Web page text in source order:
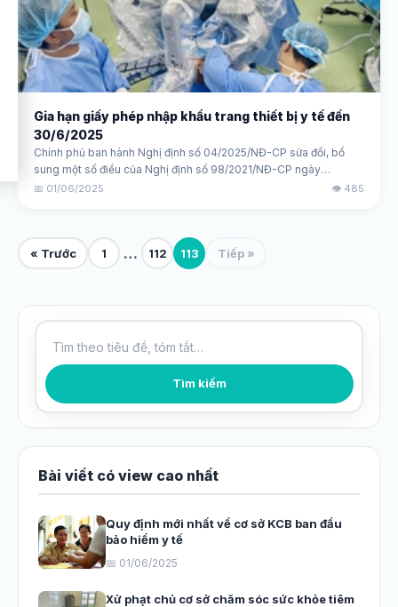
Gia hạn giấy phép nhập khẩu trang thiết bị y tế đến
30/6/2025
Chính phủ ban hành Nghị định số 04/2025/NĐ-CP sửa đổi, bổ
sung một số điều của Nghị định số 98/2021/NĐ-CP ngày
8/11/2021 của Chính phủ về quản lý thiết bị y tế đã được sửa đổi,
📅 01/06/2025 👁️ 485
« Trước 1 … 112 113 Tiếp »
Tìm kiếm bài viết Tìm kiếm
Bài viết có view cao nhất
Quy định mới nhất về cơ sở KCB ban đầu
bảo hiểm y tế
📅 01/06/2025
Xử phạt chủ cơ sở chăm sóc sức khỏe tiêm